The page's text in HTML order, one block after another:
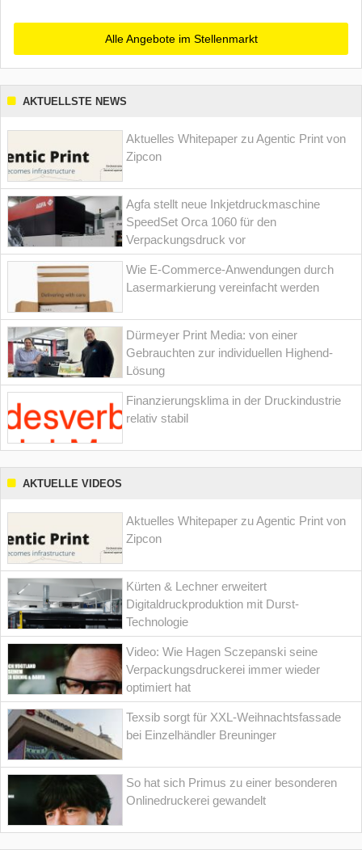
Alle Angebote im Stellenmarkt
AKTUELLSTE NEWS
Aktuelles Whitepaper zu Agentic Print von
Zipcon
Agfa stellt neue Inkjetdruckmaschine
SpeedSet Orca 1060 für den
Verpackungsdruck vor
Wie E-Commerce-Anwendungen durch
Lasermarkierung vereinfacht werden
Dürmeyer Print Media: von einer
Gebrauchten zur individuellen Highend-
Lösung
Finanzierungsklima in der Druckindustrie
relativ stabil
AKTUELLE VIDEOS
Aktuelles Whitepaper zu Agentic Print von
Zipcon
Kürten & Lechner erweitert
Digitaldruckproduktion mit Durst-
Technologie
Video: Wie Hagen Sczepanski seine
Verpackungsdruckerei immer wieder
optimiert hat
Texsib sorgt für XXL-Weihnachtsfassade
bei Einzelhändler Breuninger
So hat sich Primus zu einer besonderen
Onlinedruckerei gewandelt